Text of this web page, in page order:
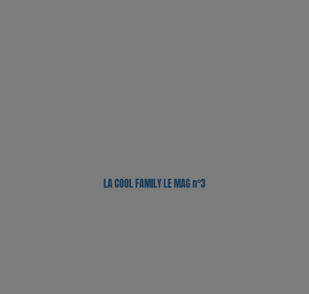
LA COOL FAMILY LE MAG n°3